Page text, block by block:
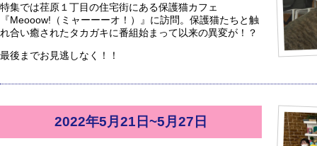
特集では荏原１丁目の住宅街にある保護猫カフェ
『Meooow!（ミャーーーオ！）』に訪問。保護猫たちと触
れ合い癒されたタカガキに番組始まって以来の異変が！？
最後までお見逃しなく！！
2022年5月21日~5月27日